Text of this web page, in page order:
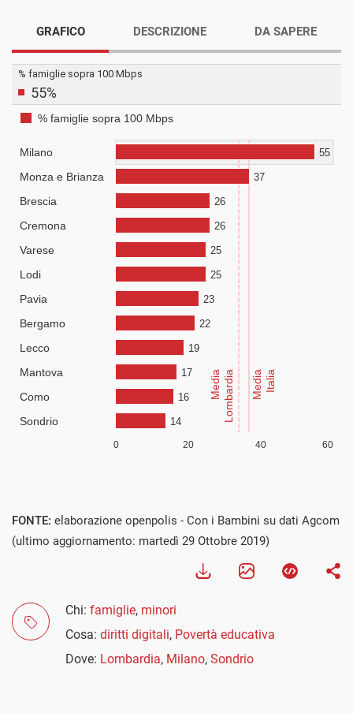
GRAFICO DESCRIZIONE DA SAPERE
FONTE: elaborazione openpolis - Con i Bambini su dati Agcom
(ultimo aggiornamento: martedì 29 Ottobre 2019)
Chi: famiglie, minori
Cosa: diritti digitali, Povertà educativa
Dove: Lombardia, Milano, Sondrio